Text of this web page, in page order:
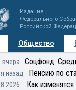
Издание
Федерального
Российской
Общество
Мнения
вчера Соцфонд:
назад Пенсию по
Как